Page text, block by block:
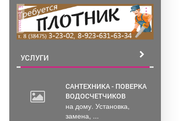
реклама
УСЛУГИ
САНТЕХНИКА - ПОВЕРКА
ВОДОСЧЕТЧИКОВ
на дому. Установка,
замена, ...